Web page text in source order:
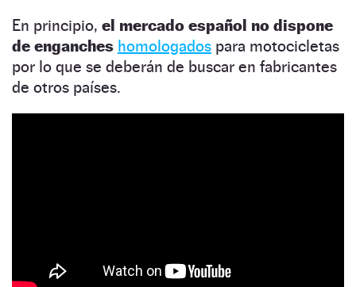
En principio, el mercado español no dispone
de enganches homologados para motocicletas
por lo que se deberán de buscar en fabricantes
de otros países.